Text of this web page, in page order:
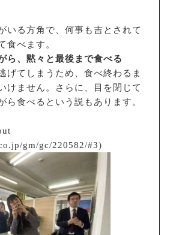
いる方角で、何事も吉とされて
食べます。
ら、黙々と最後まで食べる
げてしまうため、食べ終わるま
けません。さらに、目を閉じて
ら食べるという説もあります。
gm/gc/220582/#3)